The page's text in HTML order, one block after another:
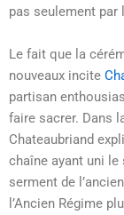
pas seulement par
Le fait que la
nouveaux incite
partisan
faire sacrer. Dans
Chateaubriand
chaîne ayant uni
serment de
l’Ancien Régime